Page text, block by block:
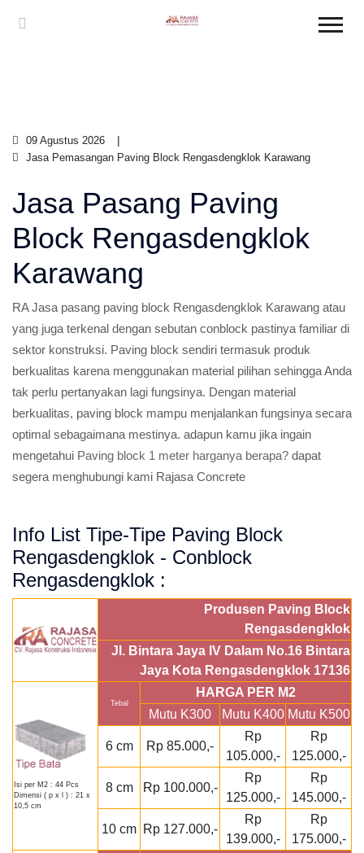
09 Agustus 2026
Jasa Pemasangan Paving Block Rengasdengklok Karawang
Jasa Pasang Paving
Block Rengasdengklok
Karawang
RA Jasa pasang paving block Rengasdengklok Karawang atau
yang juga terkenal dengan sebutan conblock pastinya familiar di
sektor konstruksi. Paving block sendiri termasuk produk
berkualitas karena menggunakan material pilihan sehingga Anda
tak perlu pertanyakan lagi fungsinya. Dengan material
berkualitas, paving block mampu menjalankan fungsinya secara
optimal sebagaimana mestinya. adapun kamu jika ingain
mengetahui Paving block 1 meter harganya berapa? dapat
segera menghubungi kami Rajasa Concrete
Info List Tipe-Tipe Paving Block
Rengasdengklok - Conblock
Rengasdengklok :
Produsen Paving Block
Rengasdengklok
Jl. Bintara Jaya IV Dalam No.16 Bintara
Jaya Kota Rengasdengklok 17136
Isi per M2 : 44 Pcs
Dimensi ( p x l ) : 21 x
10,5 cm
Tebal
HARGA PER M2
Mutu K300
Mutu K400 Mutu K500
6 cm Rp 85.000,-
Rp
105.000,-
Rp
125.000,-
8 cm Rp 100.000,-
Rp
125.000,-
Rp
145.000,-
10 cm Rp 127.000,-
Rp
139.000,-
Rp
175.000,-